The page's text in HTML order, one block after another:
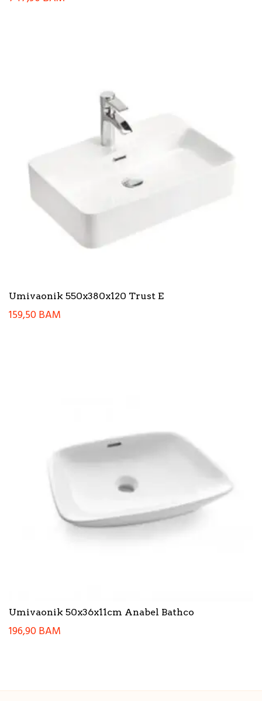
Umivaonik 550x380x120 Trust E
159,50BAM
Umivaonik 50x36x11cm Anabel Bathco
196,90BAM